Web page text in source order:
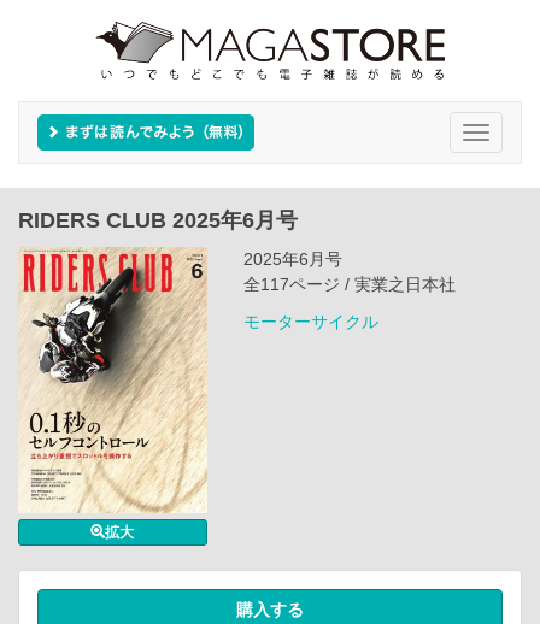
Toggle
RIDERS CLUB 2025年6月号
拡大
2025年6月号
全117ページ / 実業之日本社
モーターサイクル
購入する